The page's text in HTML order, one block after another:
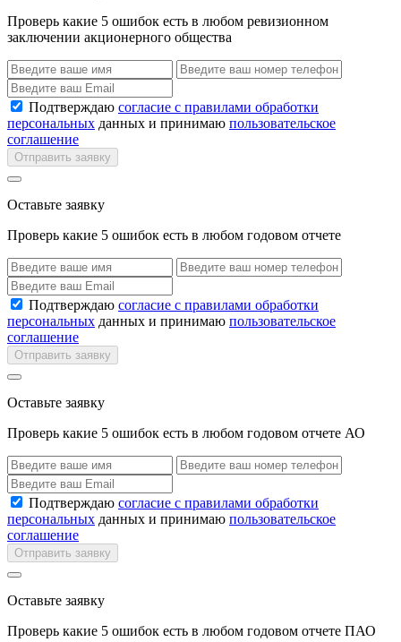
Проверь какие 5 ошибок есть в любом ревизионном
заключении акционерного общества
Подтверждаю согласие с правилами обработки
персональных данных и принимаю пользовательское
соглашение
Отправить заявку
Оставьте заявку
Проверь какие 5 ошибок есть в любом годовом отчете
Подтверждаю согласие с правилами обработки
персональных данных и принимаю пользовательское
соглашение
Отправить заявку
Оставьте заявку
Проверь какие 5 ошибок есть в любом годовом отчете АО
Подтверждаю согласие с правилами обработки
персональных данных и принимаю пользовательское
соглашение
Отправить заявку
Оставьте заявку
Проверь какие 5 ошибок есть в любом годовом отчете ПАО